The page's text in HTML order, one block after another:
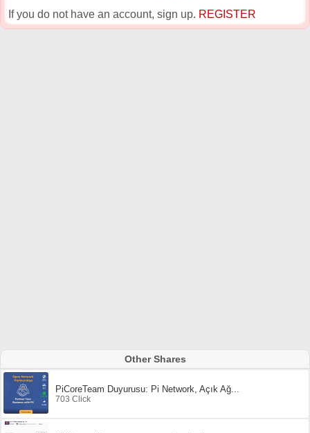
If you do not have an account, sign up. REGISTER
Other Shares
PiCoreTeam Duyurusu: Pi Network, Açık Ağ...
703 Click